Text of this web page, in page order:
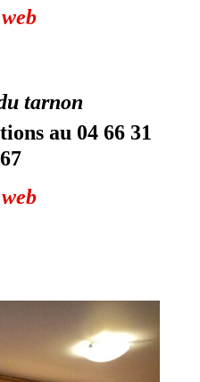
tarnon
au 04 66 31